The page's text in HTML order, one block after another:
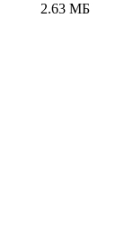
2.63 МБ